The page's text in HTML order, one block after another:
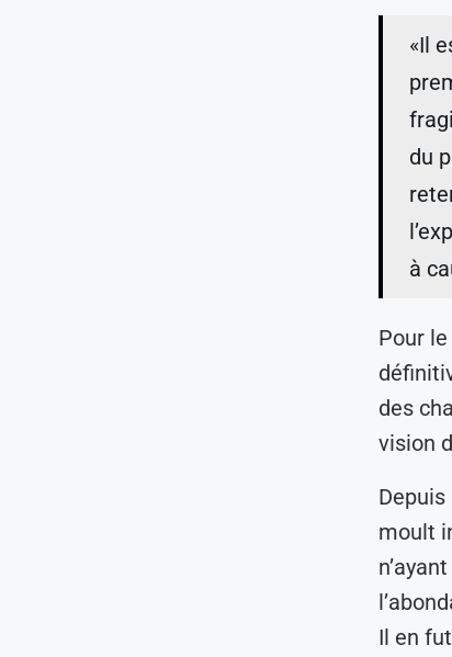
«Il
du
à
Pour
des
vision
moult
Il en